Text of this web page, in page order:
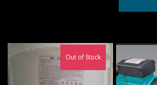
Out of Stock